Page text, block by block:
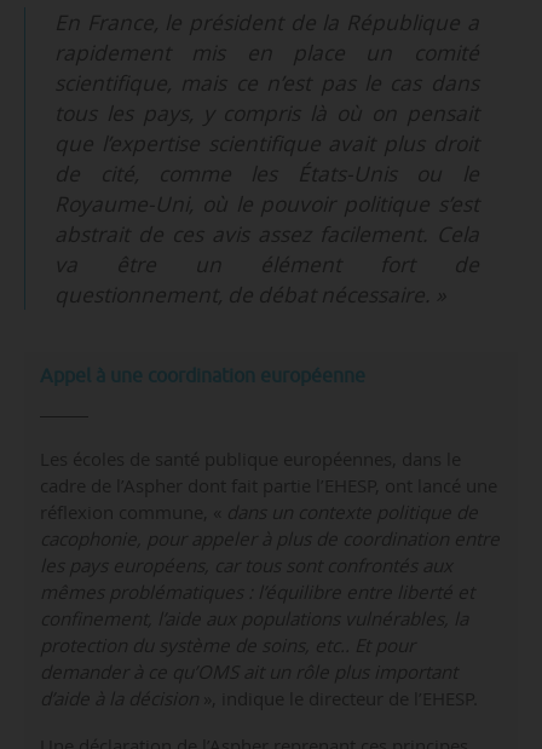
En France, le président de la République a
rapidement mis en place un comité
scientifique, mais ce n’est pas le cas dans
tous les pays, y compris là où on pensait
que l’expertise scientifique avait plus droit
de cité, comme les États-Unis ou le
Royaume-Uni, où le pouvoir politique s’est
abstrait de ces avis assez facilement. Cela
va être un élément fort de
questionnement, de débat nécessaire. »
Appel à une coordination européenne